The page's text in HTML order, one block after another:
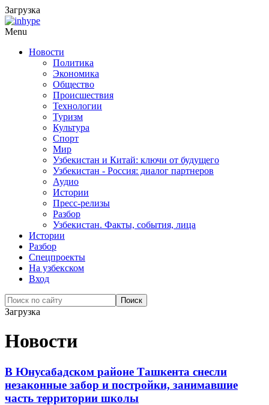
Загрузка
Menu
Новости
Политика
Экономика
Общество
Происшествия
Технологии
Туризм
Культура
Спорт
Мир
Узбекистан и Китай: ключи от будущего
Узбекистан - Россия: диалог партнеров
Аудио
Истории
Пресс-релизы
Разбор
Узбекистан. Факты, события, лица
Истории
Разбор
Спецпроекты
На узбекском
Вход
Загрузка
Новости
В Юнусабадском районе Ташкента снесли
незаконные забор и постройки, занимавшие
часть территории школы